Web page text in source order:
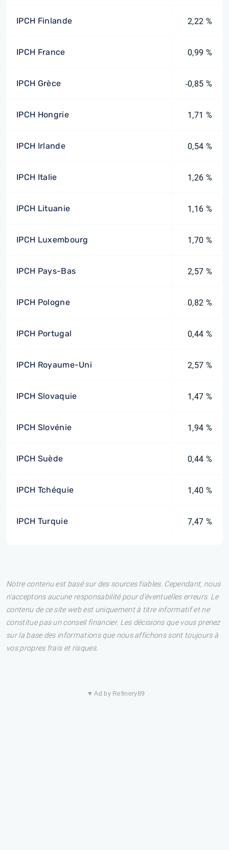
IPCH Finlande 2,22 %
IPCH France 0,99 %
IPCH Grèce -0,85 %
IPCH Hongrie 1,71 %
IPCH Irlande 0,54 %
IPCH Italie 1,26 %
IPCH Lituanie 1,16 %
IPCH Luxembourg 1,70 %
IPCH Pays-Bas 2,57 %
IPCH Pologne 0,82 %
IPCH Portugal 0,44 %
IPCH Royaume-Uni 2,57 %
IPCH Slovaquie 1,47 %
IPCH Slovénie 1,94 %
IPCH Suède 0,44 %
IPCH Tchéquie 1,40 %
IPCH Turquie 7,47 %
Notre contenu est basé sur des sources fiables. Cependant, nous
n'acceptons aucune responsabilité pour d'éventuelles erreurs. Le
contenu de ce site web est uniquement à titre informatif et ne
constitue pas un conseil financier. Les décisions que vous prenez
sur la base des informations que nous affichons sont toujours à
vos propres frais et risques.
▼ Ad by Refinery89